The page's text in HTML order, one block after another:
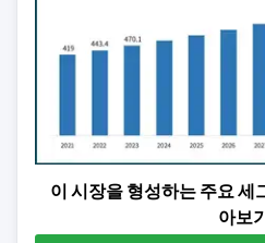
이 시장을 형성하는 주요 세
아보